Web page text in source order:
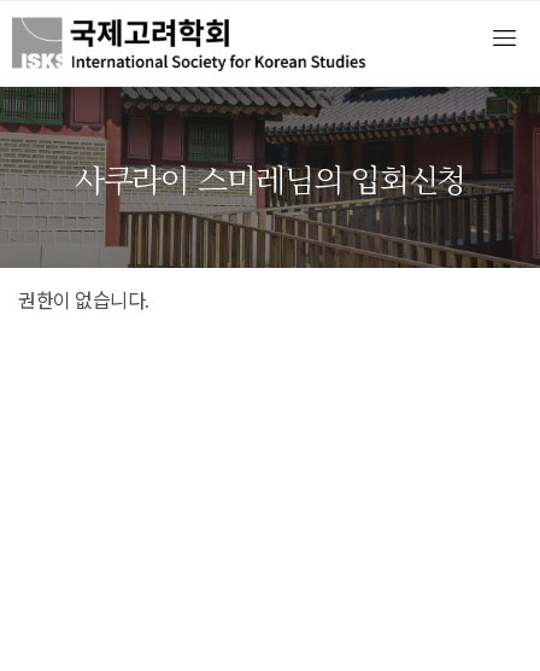
사쿠라이 스미레님의 입회신청
권한이 없습니다.